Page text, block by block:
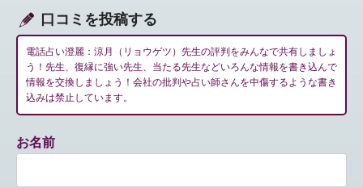
口コミを投稿する
電話占い澄麗：涼月（リョウゲツ）先生の評判をみんなで共有しましょ
う！先生、復縁に強い先生、当たる先生などいろんな情報を書き込んで
情報を交換しましょう！会社の批判や占い師さんを中傷するような書き
込みは禁止しています。
お名前